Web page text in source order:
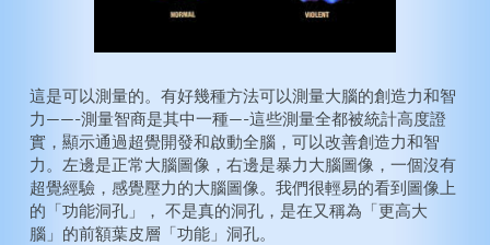
這是可以測量的。有好幾種方法可以測量大腦的創造力和智
力——-測量智商是其中一種—-這些測量全都被統計高度證
實，顯示通過超覺開發和啟動全腦，可以改善創造力和智
力。左邊是正常大腦圖像，右邊是暴力大腦圖像，一個沒有
超覺經驗，感覺壓力的大腦圖像。我們很輕易的看到圖像上
的「功能洞孔」， 不是真的洞孔，是在又稱為「更高大
腦」的前額葉皮層「功能」洞孔。